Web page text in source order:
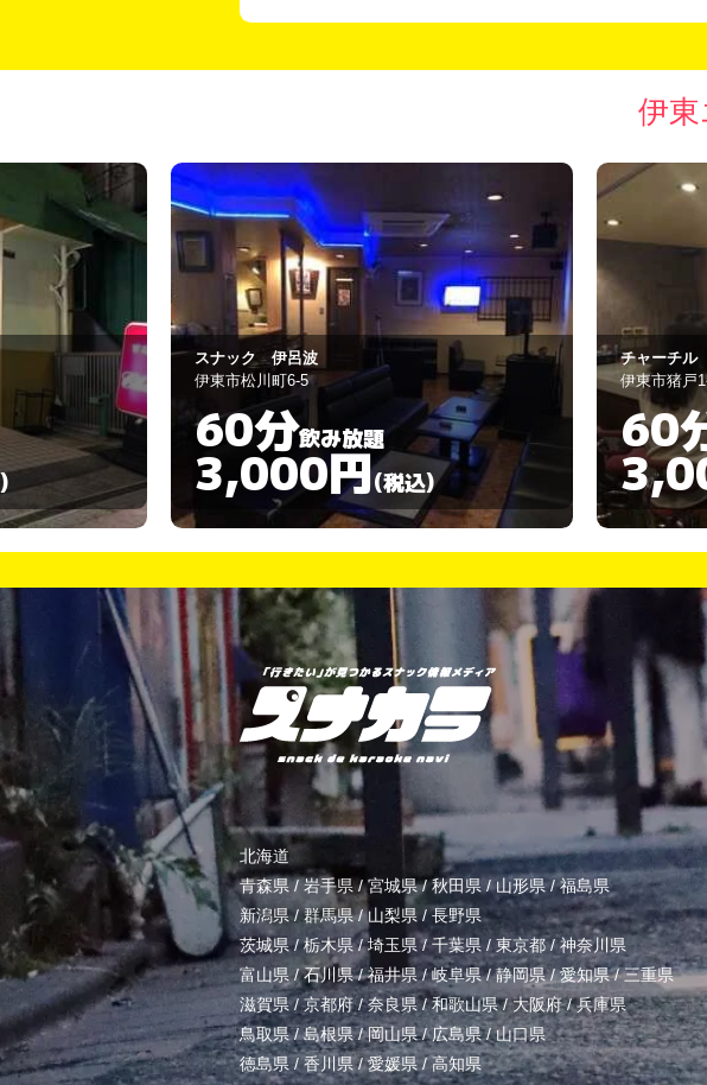
伊
チャーチル
伊東市猪戸1-5-9
60分飲み放題
3,000円(税込)
伊東市松川
69
北海道
青森県/ 岩手県/宮城県/秋田県 / 山形県/福島県
新潟県/群馬県/山梨県 /長野県
茨城県/栃木県/埼玉県/千葉県 / 東京都/神奈川県
富山県 /石川県/福井県/岐阜県/静岡県/愛知県/三重県
滋賀県/京都府/奈良県/和歌山県/大阪府/兵庫県
鳥取県/島根県/岡山県/広島県/山口県
徳島県/香川県/愛媛県/高知県